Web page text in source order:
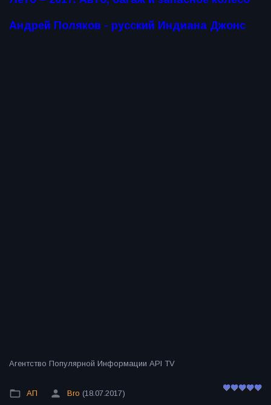
Андрей Поляков - русский Индиана Джонс
Агентство Популярной Информации API TV
АП Bro (18.07.2017)